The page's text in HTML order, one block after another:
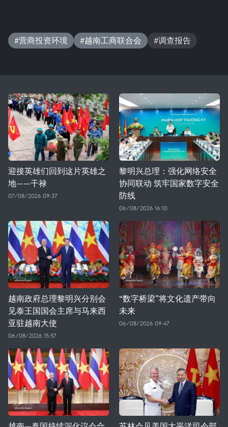
#营商投资环境 #越南工商联合会 #调查报告
迎接英雄们回到这片英雄之
地——干禄
07/08/2026 09:37
黎明兴总理：强化网络安全
协同联动 筑牢国家数字安全
防线
06/08/2026 16:10
越南政府总理黎明兴分别会
见泰王国国会主席与马来西
亚驻越南大使
06/08/2026 15:57
“数字桥梁”将文化遗产带向
未来
06/08/2026 09:47